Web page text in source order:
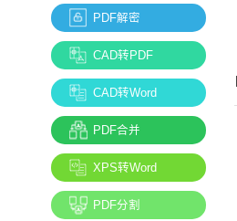
PDF解密
CAD转PDF
CAD转Word
PDF合并
XPS转Word
PDF分割